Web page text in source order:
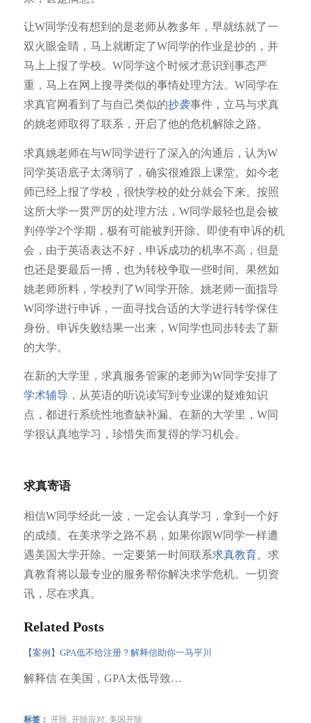
让W同学没有想到的是老师从教多年，早就练就了一
双火眼金睛，马上就断定了W同学的作业是抄的，并
马上上报了学校。W同学这个时候才意识到事态严
重，马上在网上搜寻类似的事情处理方法。W同学在
求真官网看到了与自己类似的抄袭事件，立马与求真
的姚老师取得了联系，开启了他的危机解除之路。
求真姚老师在与W同学进行了深入的沟通后，认为W
同学英语底子太薄弱了，确实很难跟上课堂。如今老
师已经上报了学校，很快学校的处分就会下来。按照
这所大学一贯严厉的处理方法，W同学最轻也是会被
判停学2个学期，极有可能被判开除。即使有申诉的机
会，由于英语表达不好，申诉成功的机率不高，但是
也还是要最后一搏，也为转校争取一些时间。果然如
姚老师所料，学校判了W同学开除。姚老师一面指导
W同学进行申诉，一面寻找合适的大学进行转学保住
身份。申诉失败结果一出来，W同学也同步转去了新
的大学。
在新的大学里，求真服务管家的老师为W同学安排了
学术辅导 ，从英语的听说读写到专业课的疑难知识
点，都进行系统性地查缺补漏。在新的大学里，W同
学很认真地学习，珍惜失而复得的学习机会。
求真寄语
相信W同学经此一波，一定会认真学习，拿到一个好
的成绩。在美求学之路不易，如果你跟W同学一样遭
遇美国大学开除。一定要第一时间联系求真教育。求
真教育将以最专业的服务帮你解决求学危机。一切资
讯，尽在求真。
Related Posts
【案例】GPA低不给注册？解释信助你一马平川
解释信 在美国，GPA太低导致…
标签： 开除, 开除应对, 美国开除